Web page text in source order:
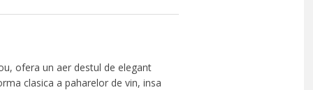
ofera un aer destul de elegant
clasica a paharelor de vin, insa